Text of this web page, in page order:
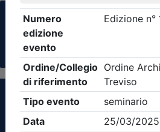
Formazione
Il portale della
Clicca qui - espandi la
eventi